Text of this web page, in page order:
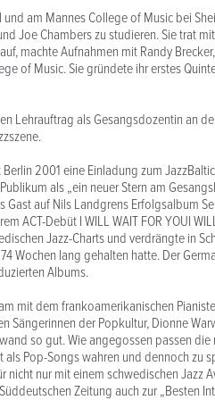
am Mannes College of Music bei
Joe Chambers zu studieren. Sie trat
machte Aufnahmen mit Randy
of Music. Sie gründete ihr erstes
Lehrauftrag als Gesangsdozentin an
2001 eine Einladung zum
als „ein neuer Stern am
auf Nils Landgrens Erfolgsalbum
ACT-Debüt I WILL WAIT FOR YOUI
Jazz-Charts und verdrängte in
Wochen lang gehalten hatte. Der
Albums.
mit dem frankoamerikanischen
der Popkultur, Dionne
so gut. Wie angegossen passen
Pop-Songs wahren und dennoch zu
nur mit einem schwedischen Jazz
Zeitung auch zur „Besten